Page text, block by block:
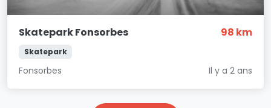
Skatepark Fonsorbes 98 km
Skatepark
Fonsorbes Il y a 2 ans